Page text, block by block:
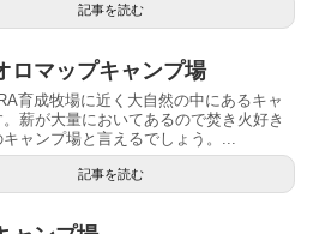
記事を読む
ロマップキャンプ場
育成牧場に近く大自然の中にあるキャ
。薪が大量においてあるので焚き火好き
ャンプ場と言えるでしょう。...
記事を読む